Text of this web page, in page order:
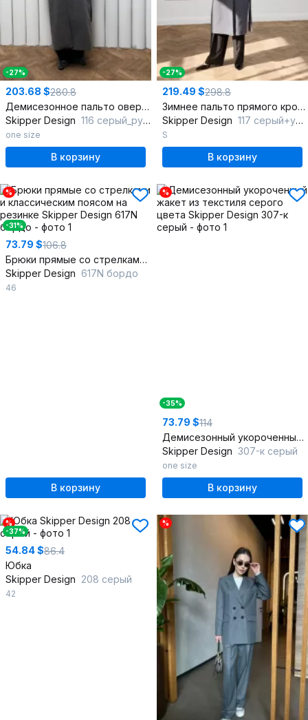
-27%
203.68 $280.8
Демисезонное пальто оверсайз со двубортной застежкой и спущенной линией плеча
Skipper Design 116 серый_рубчик
one size
В корзину
-27%
219.49 $298.8
Зимнее пальто прямого кроя с утеплителем и двубортной застежкой
Skipper Design 117 серый+утеплитель
S
В корзину
%
-31%
73.79 $106.8
Брюки прямые со стрелками и классическим поясом на резинке
Skipper Design 617N бордо
46
В корзину
%
-35%
73.79 $114
Демисезонный укороченный жакет из текстиля серого цвета
Skipper Design 307-к серый
one size
В корзину
%
-37%
54.84 $86.4
Юбка
Skipper Design 208 серый
42
%